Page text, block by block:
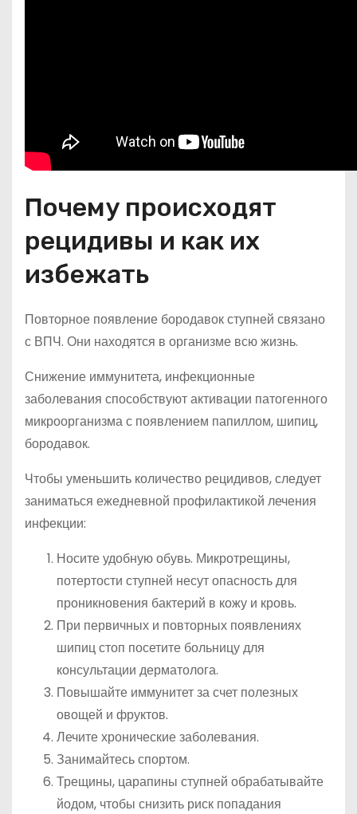
Почему происходят
рецидивы и как их
избежать
Повторное появление бородавок ступней связано
с ВПЧ. Они находятся в организме всю жизнь.
Снижение иммунитета, инфекционные
заболевания способствуют активации патогенного
микроорганизма с появлением папиллом, шипиц,
бородавок.
Чтобы уменьшить количество рецидивов, следует
заниматься ежедневной профилактикой лечения
инфекции:
Носите удобную обувь. Микротрещины,
потертости ступней несут опасность для
проникновения бактерий в кожу и кровь.
При первичных и повторных появлениях
шипиц стоп посетите больницу для
консультации дерматолога.
Повышайте иммунитет за счет полезных
овощей и фруктов.
Лечите хронические заболевания.
Занимайтесь спортом.
Трещины, царапины ступней обрабатывайте
йодом, чтобы снизить риск попадания